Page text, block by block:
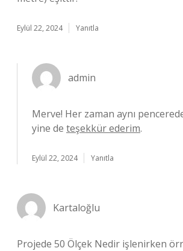
Eylül 22, 2024 Yanıtla
admin
Merve! Her zaman aynı
yine de teşekkür ederim.
Eylül 22, 2024 Yanıtla
Kartaloğlu
Projede 50 Ölçek Nedir işlenirken